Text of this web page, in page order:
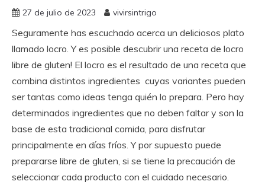
27 de julio de 2023 vivirsintrigo
Seguramente has escuchado acerca un deliciosos plato
llamado locro. Y es posible descubrir una receta de locro
libre de gluten! El locro es el resultado de una receta que
combina distintos ingredientes cuyas variantes pueden
ser tantas como ideas tenga quién lo prepara. Pero hay
determinados ingredientes que no deben faltar y son la
base de esta tradicional comida, para disfrutar
principalmente en días fríos. Y por supuesto puede
prepararse libre de gluten, si se tiene la precaución de
seleccionar cada producto con el cuidado necesario.